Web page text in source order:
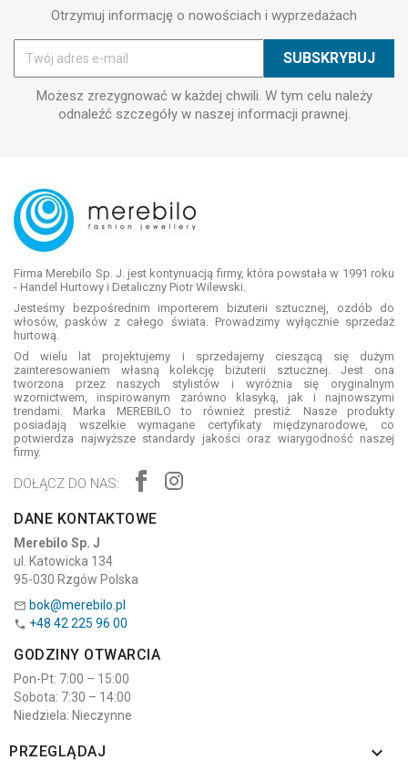
Otrzymuj informację o nowościach i wyprzedażach
Możesz zrezygnować w każdej chwili. W tym celu należy
odnaleźć szczegóły w naszej informacji prawnej.
Firma Merebilo Sp. J. jest kontynuacją firmy, która powstała w 1991 roku
- Handel Hurtowy i Detaliczny Piotr Wilewski.
Jesteśmy bezpośrednim importerem biżuterii sztucznej, ozdób do
włosów, pasków z całego świata. Prowadzimy wyłącznie sprzedaż
hurtową.
Od wielu lat projektujemy i sprzedajemy cieszącą się dużym
zainteresowaniem własną kolekcję biżuterii sztucznej. Jest ona
tworzona przez naszych stylistów i wyróżnia się oryginalnym
wzornictwem, inspirowanym zarówno klasyką, jak i najnowszymi
trendami. Marka MEREBILO to również prestiż. Nasze produkty
posiadają wszelkie wymagane certyfikaty międzynarodowe, co
potwierdza najwyższe standardy jakości oraz wiarygodność naszej
firmy.
DOŁĄCZ DO NAS:
DANE KONTAKTOWE
Merebilo Sp. J
ul. Katowicka 134
95-030 Rzgów Polska
 bok@merebilo.pl
 +48 42 225 96 00
GODZINY OTWARCIA
Pon-Pt: 7:00 – 15:00
Sobota: 7:30 – 14:00
Niedziela: Nieczynne
PRZEGLĄDAJ 